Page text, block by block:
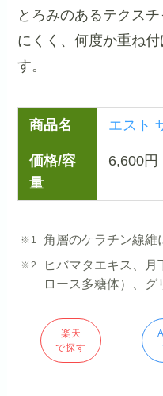
とろみのあるテクス
にくく、何度か重ね
す。
商品名 エスト
価格/容
量
6,600円
角層のケラチン線維
ヒバマタエキス、
ロース多糖体）、グ
楽天
で探す